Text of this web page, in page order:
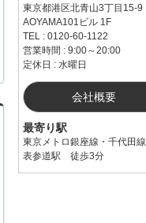
東京都港区北青山3丁目15-9
AOYAMA101ビル 1F
TEL : 0120-60-1122
営業時間 : 9:00～20:00
定休日 : 水曜日
会社概要
最寄り駅
東京メトロ銀座線・千代田線
表参道駅 徒歩3分